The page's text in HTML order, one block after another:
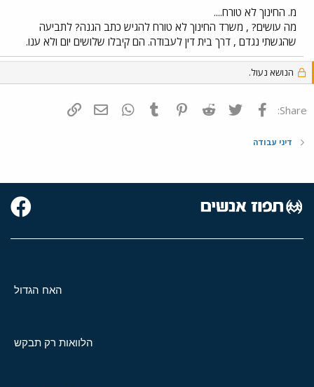
מ. החינוך לא טורח....
מה עושים? , משרד החינוך לא טורח להגיש כתב הגנה? לתביעה
שהגשתי נגדם , דרך בית דין לעבודה. הם קיבלו שלושים יום ולא ענו.
הנושא נעול.
Share: פייסבוק Twitter
Reddit
Pinterest
Tumblr
WhatsAppדואר אלקטרוני
דיני עבודה
האח הגדול
הלוואות רק תבקש